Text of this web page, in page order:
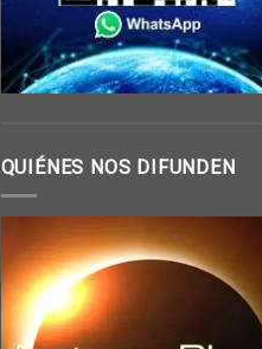
QUIÉNES NOS DIFUNDEN